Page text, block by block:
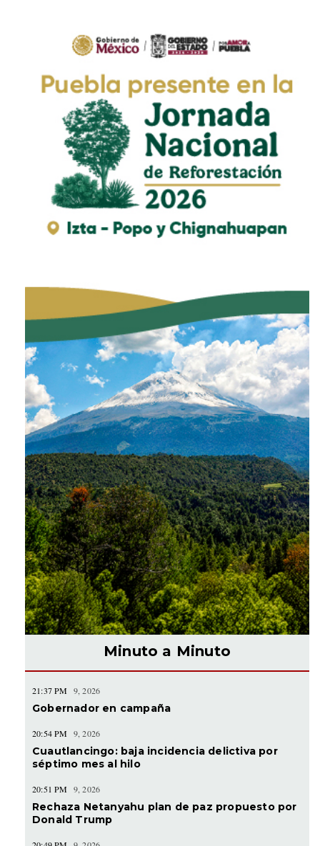
Minuto a Minuto
21:37 PM 9, 2026
Gobernador en campaña
20:54 PM 9, 2026
Cuautlancingo: baja incidencia delictiva por
séptimo mes al hilo
20:51 PM 9, 2026
Rechaza Netanyahu plan de paz propuesto por
Donald Trump